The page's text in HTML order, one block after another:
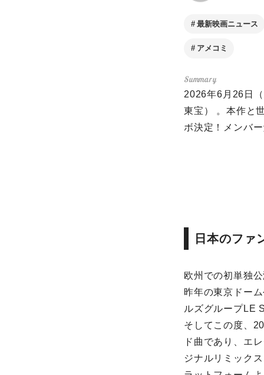
最新映画ニュース
アメコミ
2026年6月26日
東宝） 。本作と
ボ決定！メンバ
日本のファ
欧州での初単独
昨年の東京ドー
ルズグループLE
そしてこの度、
ド曲であり、エ
ジナルリミック